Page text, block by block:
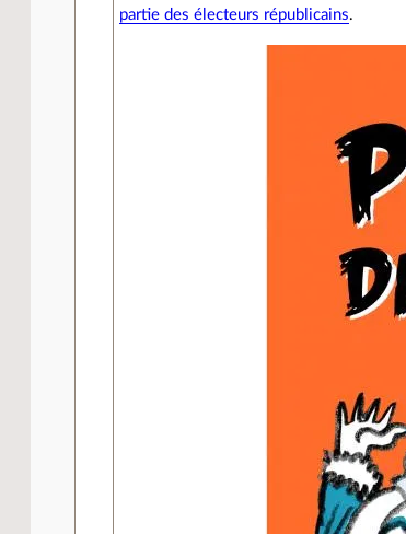
partie des électeurs républicains.